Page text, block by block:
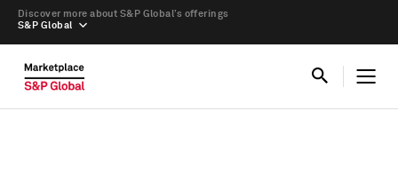
S&P Global
Discover more about S&P Global’s offerings